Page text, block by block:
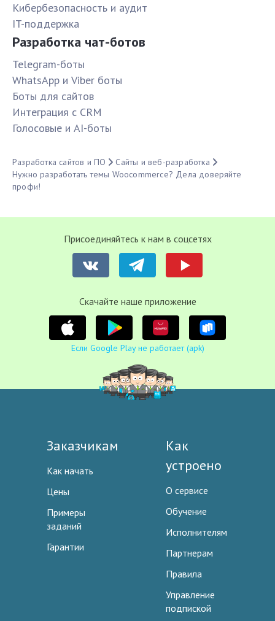
Кибербезопасность и аудит
IT-поддержка
Разработка чат-ботов
Telegram-боты
WhatsApp и Viber боты
Боты для сайтов
Интеграция с CRM
Голосовые и AI-боты
Разработка сайтов и ПО
Сайты и веб-разработка
Нужно разработать темы Woocommerce? Дела доверяйте
профи!
Присоединяйтесь к нам в соцсетях
Cкачайте наше приложение
Если Google Play не работает (apk)
Заказчикам
Как начать
Цены
Примеры
заданий
Гарантии
Как
устроено
О сервисе
Обучение
Исполнителям
Партнерам
Правила
Управление
подпиской